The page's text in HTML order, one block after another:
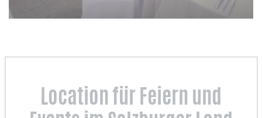
Location für Feiern und